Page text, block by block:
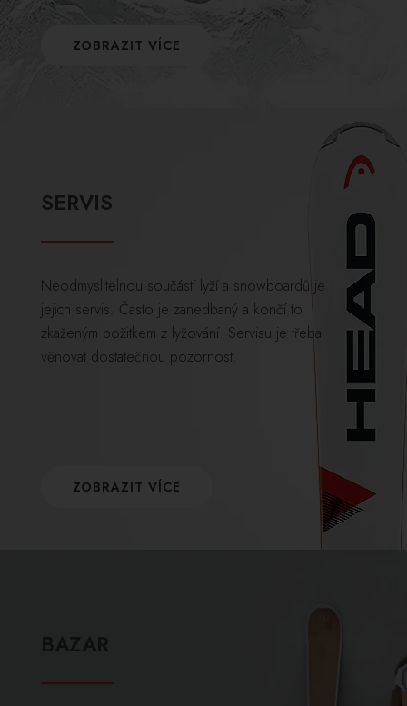
ZOBRAZIT VÍCE
SERVIS
Neodmyslitelnou součástí lyží a snowboardů je
jejich servis. Často je zanedbaný a končí to
zkaženým požitkem z lyžování. Servisu je třeba
věnovat dostatečnou pozornost.
ZOBRAZIT VÍCE